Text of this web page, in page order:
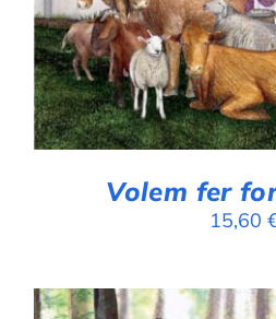
Volem fer
15,60